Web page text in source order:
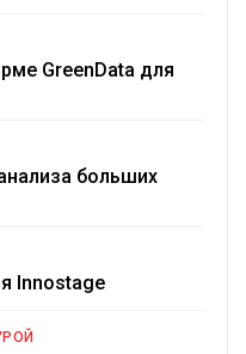
GreenData для
больших
Innostage